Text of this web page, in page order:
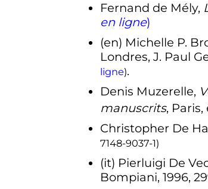
Fernand de Mély,
en ligne)
(en) Michelle P.
Londres, J. Paul
ligne).
Denis Muzerelle,
manuscrits, Paris,
Christopher De
7148-9037-1)
(it) Pierluigi De
Bompiani, 1996,